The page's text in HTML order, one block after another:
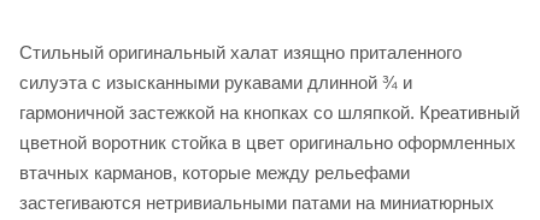
Стильный оригинальный халат изящно приталенного
силуэта с изысканными рукавами длинной ¾ и
гармоничной застежкой на кнопках со шляпкой. Креативный
цветной воротник стойка в цвет оригинально оформленных
втачных карманов, которые между рельефами
застегиваются нетривиальными патами на миниатюрных